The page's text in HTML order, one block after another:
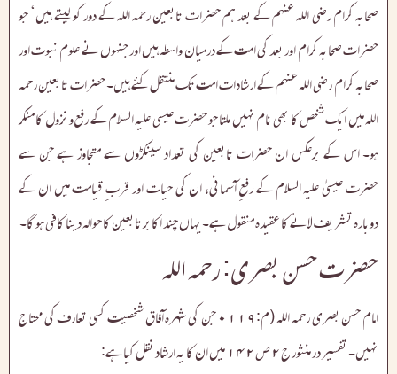
صحابہ کرام رضی اللہ عنہم کے بعد ہم حضرات تابعین رحمہ اللہ کے دور کو لیتے ہیں‘ جو
حضرات صحابہ کرام اور بعد کی امت کے درمیان واسطہ ہیں اور جنہوں نے علوم نبوت اور
صحابہ کرام رضی اللہ عنہم کے ارشادات امت تک منتقل کئے ہیں۔ حضرات تابعین رحمہ
اللہ میں ایک شخص کا بھی نام نہیں ملتا جو حضرت عیسی علیہ السلام کے رفع و نزول کا منکر
ہو۔ اس کے برعکس ان حضرات تابعین کی تعداد سینکڑوں سے متجاوز ہے جن سے
حضرت عیسیٰ علیہ السلام کے رفعِ آسمانی، ان کی حیات اور قربِ قیامت میں ان کے
دوبارہ تشریف لانے کا عقیدہ منقول ہے۔ یہاں چند اکابر تابعین کا حوالہ دینا کافی ہو گا۔
حضرت حسن بصری: رحمہ اللہ
امام حسن بصری رحمہ اللہ (م:۰۱۱۹ جن کی شہرہ آفاق شخصیت کسی تعارف کی محتاج
نہیں۔ تفسیر در منثور ج۲ ص۱۴۲ میں ان کا یہ ارشاد نقل کیا ہے: